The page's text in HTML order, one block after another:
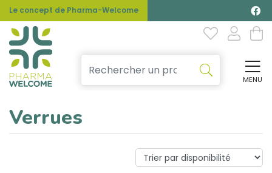
Le concept de Pharma-Welcome
MENU
Verrues